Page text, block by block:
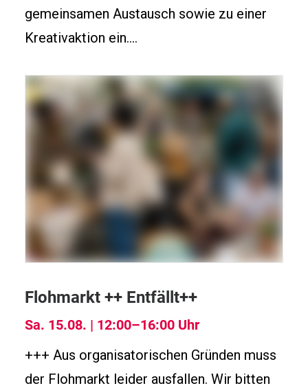
gemeinsamen Austausch sowie zu einer
Kreativaktion ein.…
Flohmarkt ++ Entfällt++
Sa. 15.08. | 12:00–16:00 Uhr
+++ Aus organisatorischen Gründen muss
der Flohmarkt leider ausfallen. Wir bitten